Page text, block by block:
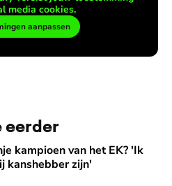
media cookies.
aanpassen
eerder
kampioen van het EK? 'Ik
kanshebber zijn'
het EK? 'Ik denk dat wij